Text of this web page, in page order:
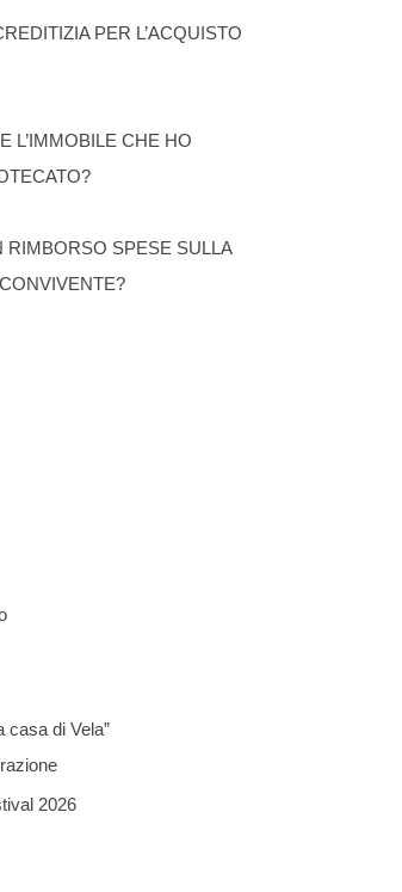
PER L’ACQUISTO
L’IMMOBILE CHE HO
RIMBORSO SPESE SULLA
casa di Vela”
2026